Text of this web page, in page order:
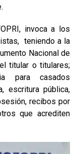
invoca a los
teniendo a la
Nacional de
titular o titulares;
para casados
escritura pública,
recibos por
que acrediten